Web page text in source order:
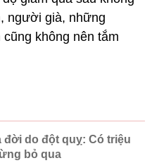
người già, những
không nên tắm
đời do đột quỵ: Có triệu
bỏ qua